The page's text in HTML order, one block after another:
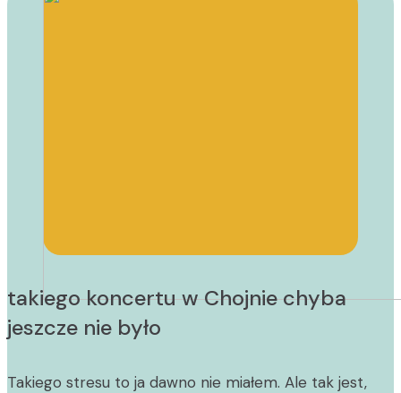
takiego koncertu w Chojnie chyba
jeszcze nie było
Takiego stresu to ja dawno nie miałem. Ale tak jest,